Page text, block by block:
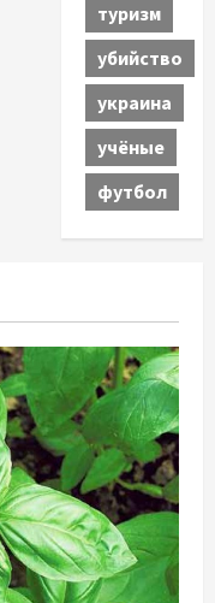
туризм
убийство
украина
учёные
футбол